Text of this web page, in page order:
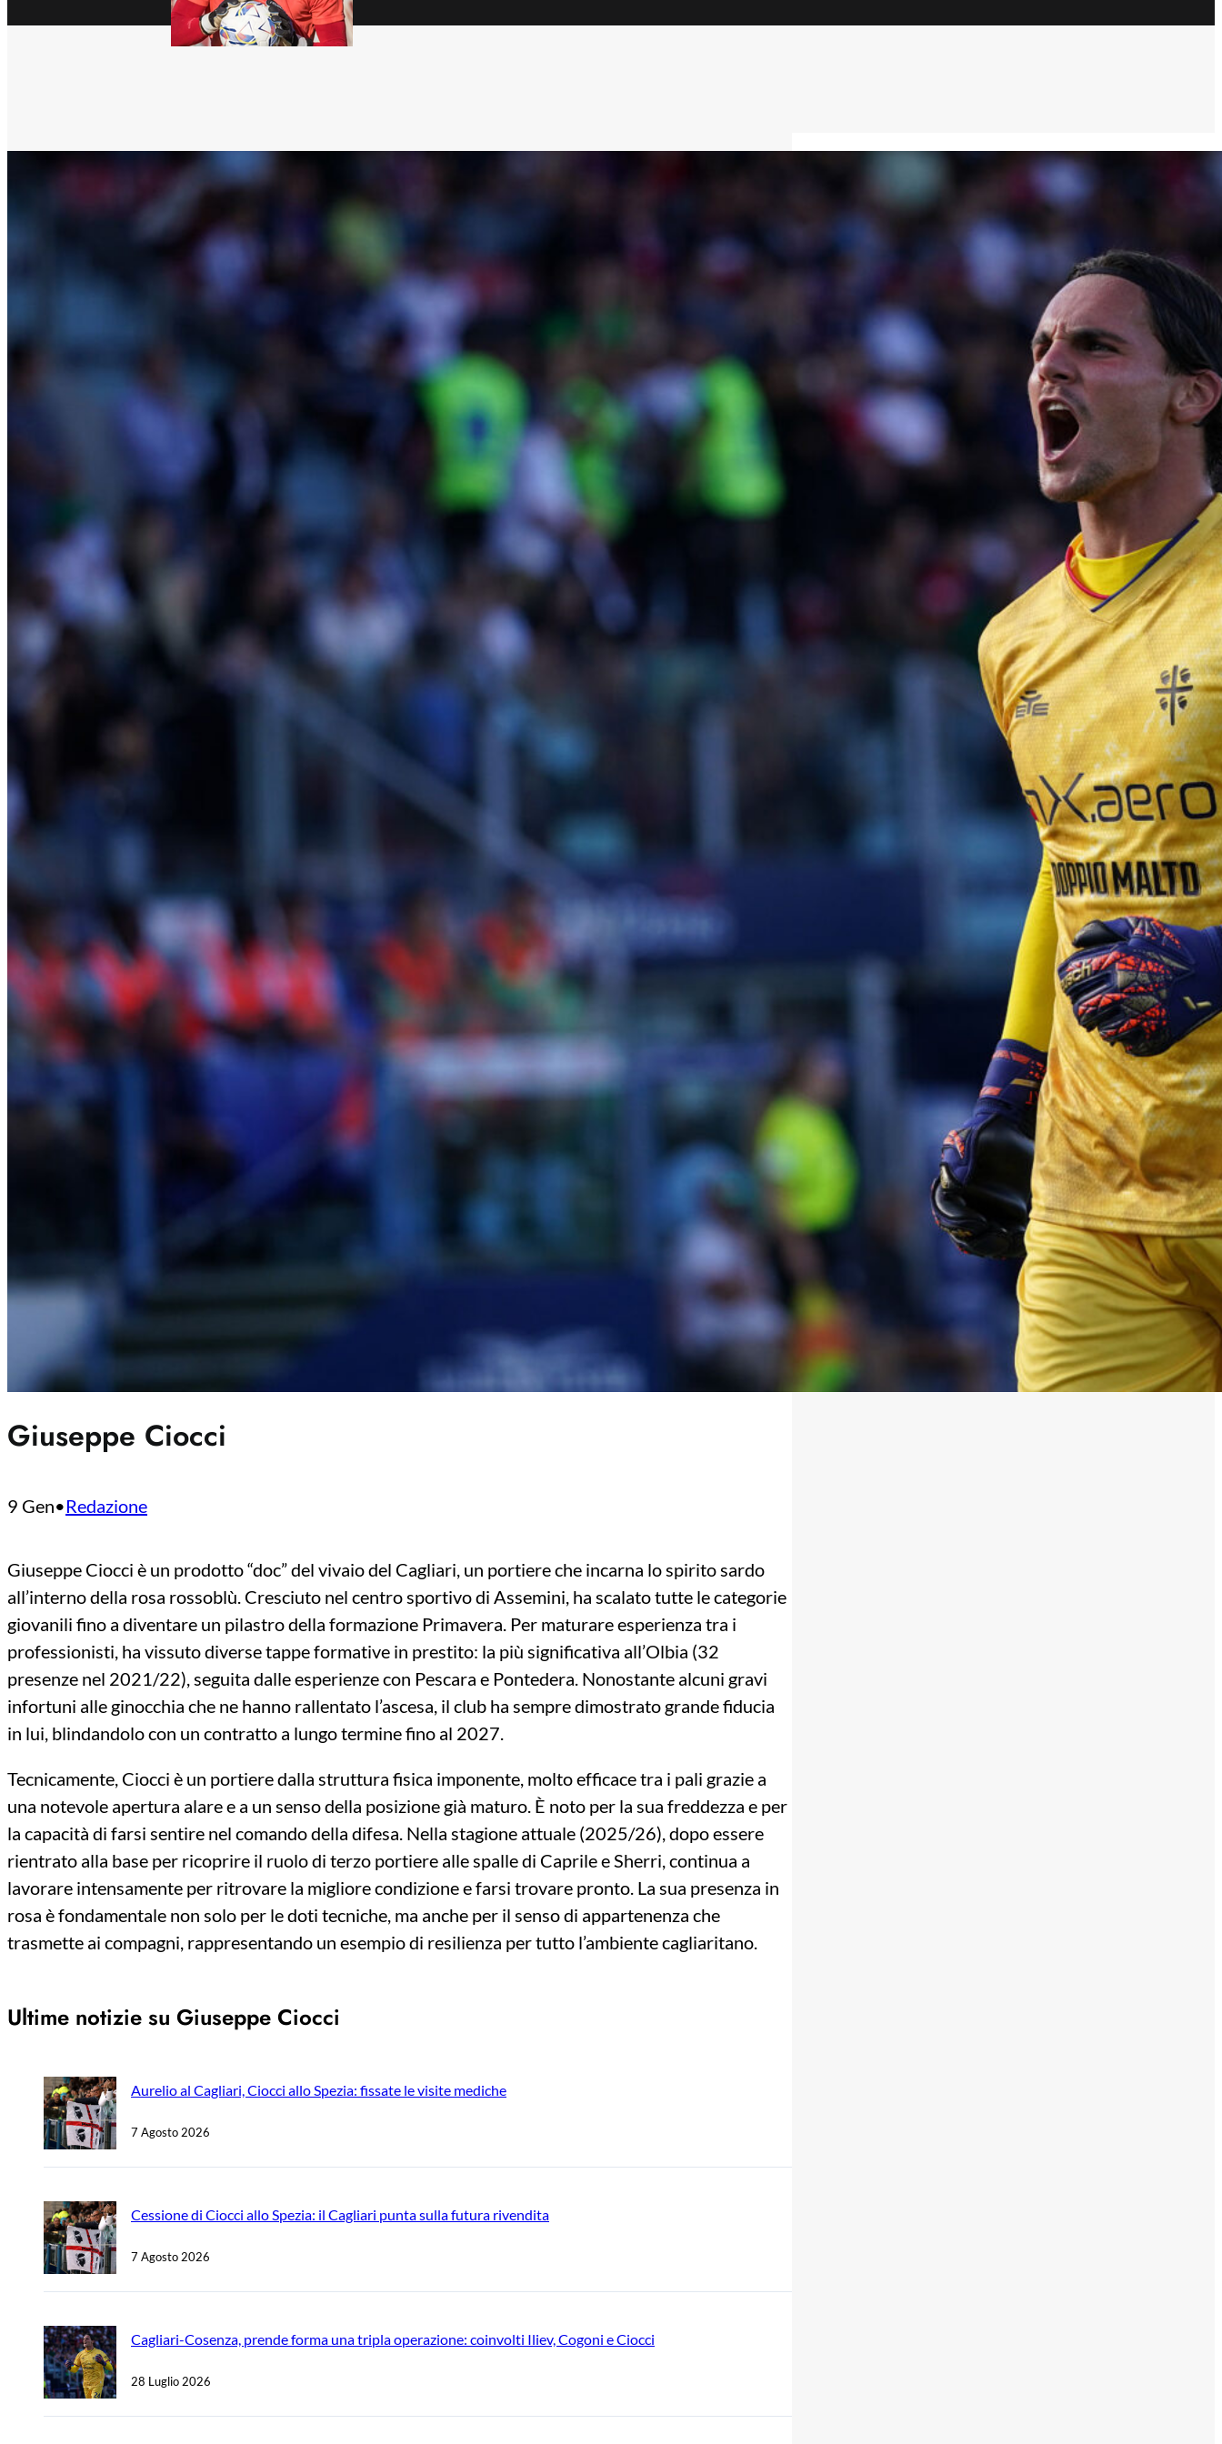
Giuseppe Ciocci
9 Gen•Redazione
Giuseppe Ciocci è un prodotto “doc” del vivaio del Cagliari, un portiere che incarna lo spirito sardo
all’interno della rosa rossoblù. Cresciuto nel centro sportivo di Assemini, ha scalato tutte le categorie
giovanili fino a diventare un pilastro della formazione Primavera. Per maturare esperienza tra i
professionisti, ha vissuto diverse tappe formative in prestito: la più significativa all’Olbia (32
presenze nel 2021/22), seguita dalle esperienze con Pescara e Pontedera. Nonostante alcuni gravi
infortuni alle ginocchia che ne hanno rallentato l’ascesa, il club ha sempre dimostrato grande fiducia
in lui, blindandolo con un contratto a lungo termine fino al 2027.
Tecnicamente, Ciocci è un portiere dalla struttura fisica imponente, molto efficace tra i pali grazie a
una notevole apertura alare e a un senso della posizione già maturo. È noto per la sua freddezza e per
la capacità di farsi sentire nel comando della difesa. Nella stagione attuale (2025/26), dopo essere
rientrato alla base per ricoprire il ruolo di terzo portiere alle spalle di Caprile e Sherri, continua a
lavorare intensamente per ritrovare la migliore condizione e farsi trovare pronto. La sua presenza in
rosa è fondamentale non solo per le doti tecniche, ma anche per il senso di appartenenza che
trasmette ai compagni, rappresentando un esempio di resilienza per tutto l’ambiente cagliaritano.
Ultime notizie su Giuseppe Ciocci
Aurelio al Cagliari, Ciocci allo Spezia: fissate le visite mediche
7 Agosto 2026
Cessione di Ciocci allo Spezia: il Cagliari punta sulla futura rivendita
7 Agosto 2026
Cagliari-Cosenza, prende forma una tripla operazione: coinvolti Iliev, Cogoni e Ciocci
28 Luglio 2026
ULTIM’ORA
Pavoletti e “l’ultimo sfizio”: Livorno
sogna il ritorno dell’ex Cagliari
Palestra lancia la sfida alla Premier: “A
Cagliari ho giocato sempre, sono
fiducioso”
7 Agosto 2026
Aurelio al Cagliari, Ciocci allo Spezia:
fissate le visite mediche